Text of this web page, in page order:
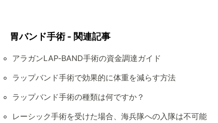
胃バンド手術 - 関連記事
アラガンLAP‑BAND手術の資金調達ガイド
ラップバンド手術で効果的に体重を減らす方法
ラップバンド手術の種類は何ですか？
レーシック手術を受けた場合、海兵隊への入隊は不可能